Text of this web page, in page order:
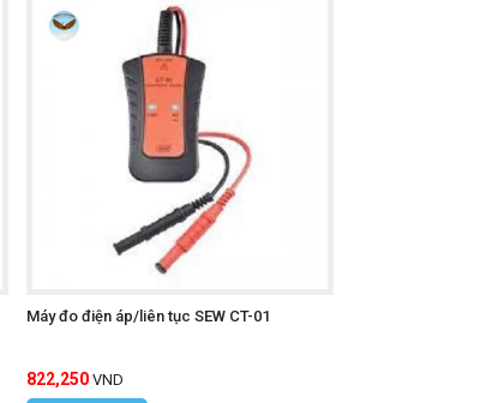
Máy đo điện áp/liên tục SEW CT-01
822,250 VND